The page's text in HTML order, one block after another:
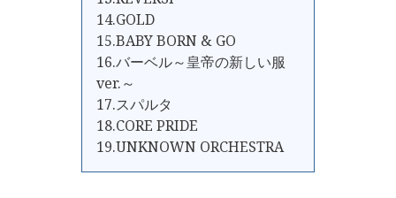
14.GOLD
15.BABY BORN & GO
16.バーベル～皇帝の新しい服
ver.～
17.スパルタ
18.CORE PRIDE
19.UNKNOWN ORCHESTRA